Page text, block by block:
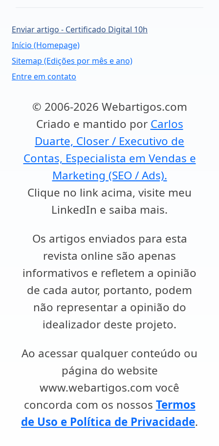
Enviar artigo - Certificado Digital 10h
Início (Homepage)
Sitemap (Edições por mês e ano)
Entre em contato
© 2006-2026 Webartigos.com
Criado e mantido por Carlos
Duarte, Closer / Executivo de
Contas, Especialista em Vendas e
Marketing (SEO / Ads).
Clique no link acima, visite meu
LinkedIn e saiba mais.
Os artigos enviados para esta
revista online são apenas
informativos e refletem a opinião
de cada autor, portanto, podem
não representar a opinião do
idealizador deste projeto.
Ao acessar qualquer conteúdo ou
página do website
www.webartigos.com você
concorda com os nossos Termos
de Uso e Política de Privacidade.